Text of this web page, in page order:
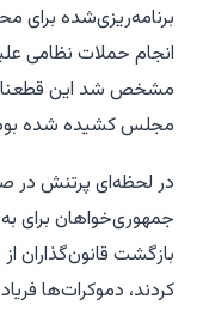
برنامه‌ریزی‌شده برای
انجام حملات نظامی
مشخص شد این
مجلس کشیده شده
در لحظه‌ای پرتنش در
جمهوری‌خواهان برای
بازگشت قانون‌گذاران
کردند، دموکرات‌ها